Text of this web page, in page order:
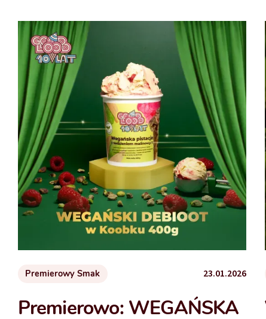
Premierowy Smak 23.01.2026
Premierowo: WEGAŃSKA